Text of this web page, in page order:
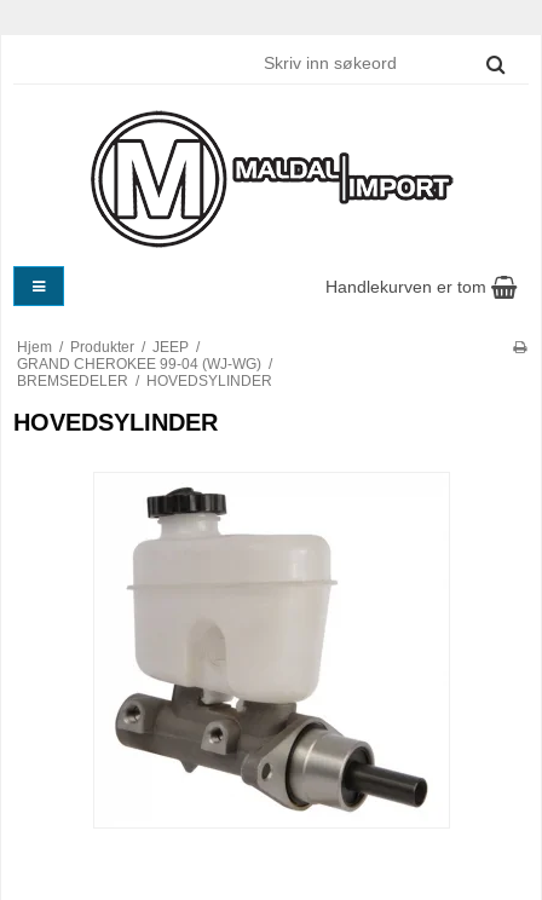
Handlekurven er tom
Hjem / Produkter / JEEP /
GRAND CHEROKEE 99-04 (WJ-WG) /
BREMSEDELER / HOVEDSYLINDER
HOVEDSYLINDER